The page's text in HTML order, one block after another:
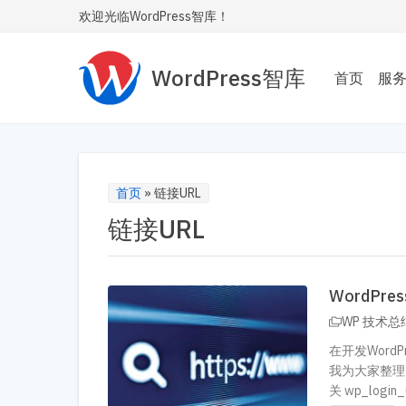
欢迎光临WordPress智库！
WordPress智库 首页 服务
让您
安
首页 » 链接URL
链接URL
WP 技术总
在开发
我为大家整
关